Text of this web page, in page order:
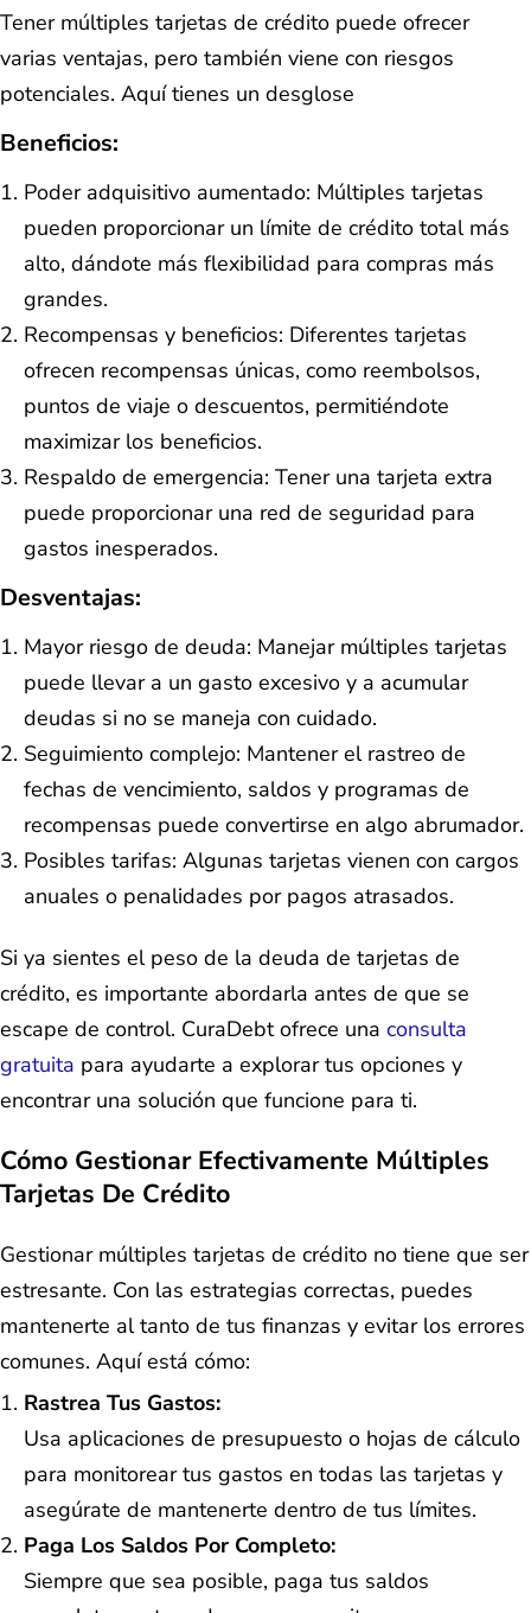
Tener múltiples tarjetas de crédito puede ofrecer
varias ventajas, pero también viene con riesgos
potenciales. Aquí tienes un desglose
Beneficios:
Poder adquisitivo aumentado: Múltiples tarjetas
pueden proporcionar un límite de crédito total más
alto, dándote más flexibilidad para compras más
grandes.
Recompensas y beneficios: Diferentes tarjetas
ofrecen recompensas únicas, como reembolsos,
puntos de viaje o descuentos, permitiéndote
maximizar los beneficios.
Respaldo de emergencia: Tener una tarjeta extra
puede proporcionar una red de seguridad para
gastos inesperados.
Desventajas:
Mayor riesgo de deuda: Manejar múltiples tarjetas
puede llevar a un gasto excesivo y a acumular
deudas si no se maneja con cuidado.
Seguimiento complejo: Mantener el rastreo de
fechas de vencimiento, saldos y programas de
recompensas puede convertirse en algo abrumador.
Posibles tarifas: Algunas tarjetas vienen con cargos
anuales o penalidades por pagos atrasados.
Si ya sientes el peso de la deuda de tarjetas de
crédito, es importante abordarla antes de que se
escape de control. CuraDebt ofrece una consulta
gratuita para ayudarte a explorar tus opciones y
encontrar una solución que funcione para ti.
Cómo Gestionar Efectivamente Múltiples
Tarjetas De Crédito
Gestionar múltiples tarjetas de crédito no tiene que ser
estresante. Con las estrategias correctas, puedes
mantenerte al tanto de tus finanzas y evitar los errores
comunes. Aquí está cómo:
Rastrea Tus Gastos:
Usa aplicaciones de presupuesto o hojas de cálculo
para monitorear tus gastos en todas las tarjetas y
asegúrate de mantenerte dentro de tus límites.
Paga Los Saldos Por Completo:
Siempre que sea posible, paga tus saldos